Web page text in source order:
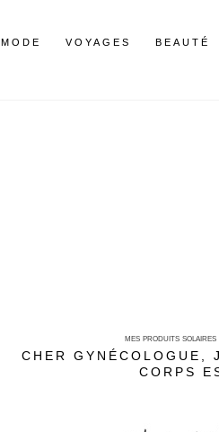
MODE VOYAGES BEAUTÉ
mes produits
CHER GYNÉCOLOGUE,
CORPS